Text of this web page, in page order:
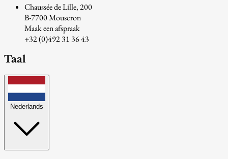
Chaussée de Lille, 200
B-7700 Mouscron
Maak een afspraak
+32 (0)492 31 36 43
Taal
Nederlands